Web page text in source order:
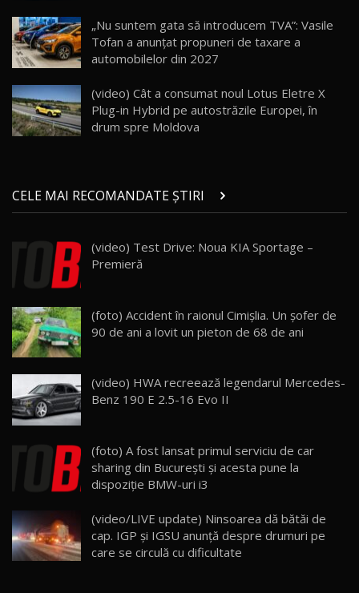
30:08
Noul Geely EX5 EM-i care a cucerit Moldova
AutoBlog.MD
23:36
20
Noul ZEEKR 7X / Test Drive AutoBlog.MD
29:08
21
Micul BYD Dolphin Surf / Test Drive
AutoBlog.MD
16:59
Noua Mazda 6e / Test Drive AutoBlog.MD
26:59
23
Lynk & Co 01 / Test Drive AutoBlog.MD
25:19
24
ZEEKR 009: Cel mai Performant și Confortabil
Van Electric Testat în Moldova / AutoBlog.MD
26:38
mai Exclusiv și Puternic Defender Testat în
Moldova
32:21
26
AutoBlog.MD
10:57
„Nu suntem gata să introducem TVA”: Vasile
Tofan a anunțat propuneri de taxare a
automobilelor din 2027
(video) Cât a consumat noul Lotus Eletre X
Plug-in Hybrid pe autostrăzile Europei, în
drum spre Moldova
CELE MAI RECOMANDATE ȘTIRI
(video) Test Drive: Noua KIA Sportage –
Premieră
(foto) Accident în raionul Cimișlia. Un șofer de
90 de ani a lovit un pieton de 68 de ani
(video) HWA recreează legendarul Mercedes-
Benz 190 E 2.5-16 Evo II
(foto) A fost lansat primul serviciu de car
sharing din Bucureşti şi acesta pune la
dispoziţie BMW-uri i3
(video/LIVE update) Ninsoarea dă bătăi de
cap. IGP și IGSU anunță despre drumuri pe
care se circulă cu dificultate